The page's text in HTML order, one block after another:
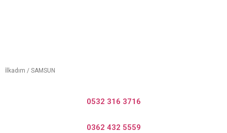
İlkadım / SAMSUN
0532 316 3716
0362 432 5559